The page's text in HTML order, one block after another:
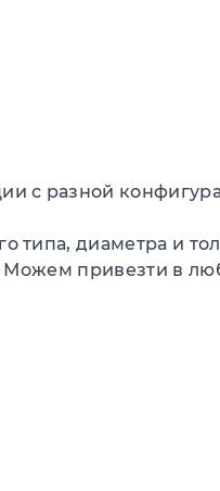
с разной
типа, диаметра и
Можем привезти в